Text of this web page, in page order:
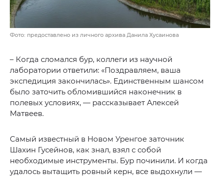
Фото: предоставлено из личного архива Данила Хусаинова
– Когда сломался бур, коллеги из научной
лаборатории ответили: «Поздравляем, ваша
экспедиция закончилась». Единственным шансом
было заточить обломившийся наконечник в
полевых условиях, — рассказывает Алексей
Матвеев.
Самый известный в Новом Уренгое заточник
Шахин Гусейнов, как знал, взял с собой
необходимые инструменты. Бур починили. И когда
удалось вытащить ровный керн, все выдохнули —